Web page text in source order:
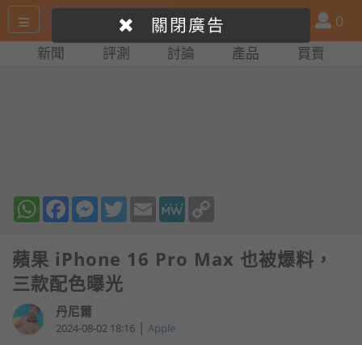
尋
產
品
比
會
員
0
新聞 評測 討論 產品 買賣
WhatsAppFacebookMessenger
TwitterEmail MeWe
蘋果 iPhone 16 Pro Max 也被爆料，
三款配色曝光
丹尼爾
2024-08-02 18:16 | Apple
關閉廣告